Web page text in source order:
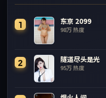
1 东京 2099
98万热度
2 隧道尽头是光
95万热度